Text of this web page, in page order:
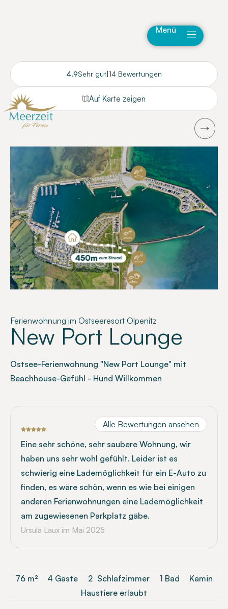
Menü
4.9Sehr gut|14 Bewertungen
Auf Karte zeigen
Ferienwohnung im Ostseeresort Olpenitz
New Port Lounge
Ostsee-Ferienwohnung "New Port Lounge" mit
Beachhouse-Gefühl - Hund Willkommen
Alle Bewertungen ansehen
Eine sehr schöne, sehr saubere Wohnung, wir
haben uns sehr wohl gefühlt. Leider ist es
schwierig eine Lademöglichkeit für ein E-Auto zu
finden, es wäre schön, wenn es wie bei einigen
anderen Ferienwohnungen eine Lademöglichkeit
am zugewiesenen Parkplatz gäbe.
Ursula Laux im Mai 2025
76m² 4 Gäste 2 Schlafzimmer 1 Bad
Kamin
Haustiere erlaubt